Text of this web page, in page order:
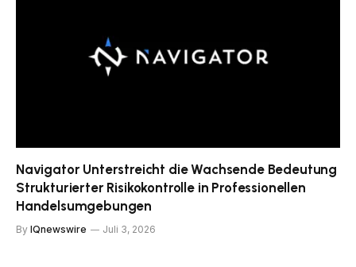
Navigator Unterstreicht die Wachsende Bedeutung
Strukturierter Risikokontrolle in Professionellen
Handelsumgebungen
By IQnewswire Juli 3, 2026